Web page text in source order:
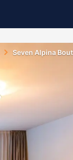
Seven Alpina